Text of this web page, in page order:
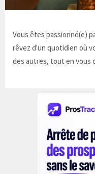
Vous êtes passionné(e)
rêvez d'un quotidien où
des autres, tout en vous